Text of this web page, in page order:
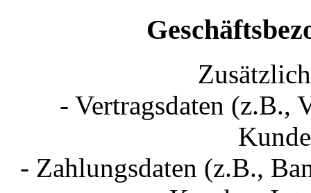
- Vertragsdaten (z.B.,
- Zahlungsdaten (z.B.,